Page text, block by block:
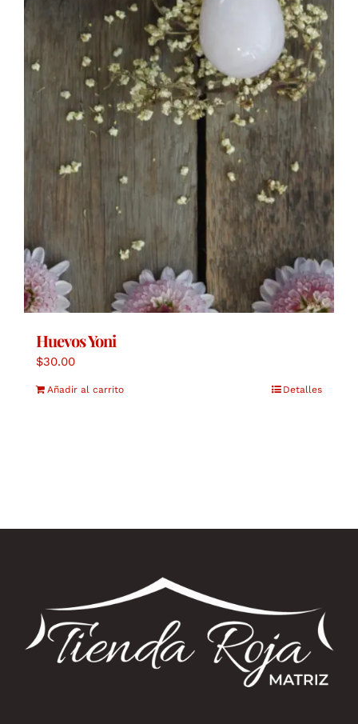
Huevos Yoni
$30.00
Añadir al carrito Detalles